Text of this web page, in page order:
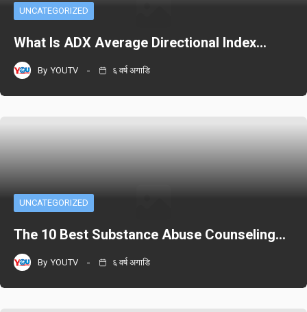
UNCATEGORIZED
What Is ADX Average Directional Index…
By YOUTV ६ वर्ष अगाडि
UNCATEGORIZED
The 10 Best Substance Abuse Counseling…
By YOUTV ६ वर्ष अगाडि